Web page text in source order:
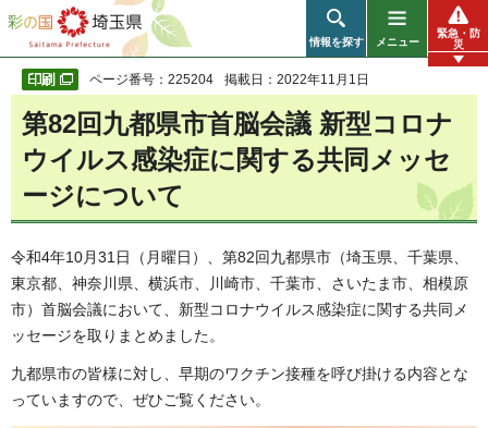
彩の国 埼玉県
情報を探す メニュー
緊急・防
災
ページ番号：225204 掲載日：2022年11月1日
第82回九都県市首脳会議 新型コロナ
ウイルス感染症に関する共同メッセ
ージについて
令和4年10月31日（月曜日）、第82回九都県市（埼玉県、千葉県、
東京都、神奈川県、横浜市、川崎市、千葉市、さいたま市、相模原
市）首脳会議において、新型コロナウイルス感染症に関する共同メ
ッセージを取りまとめました。
九都県市の皆様に対し、早期のワクチン接種を呼び掛ける内容とな
っていますので、ぜひご覧ください。